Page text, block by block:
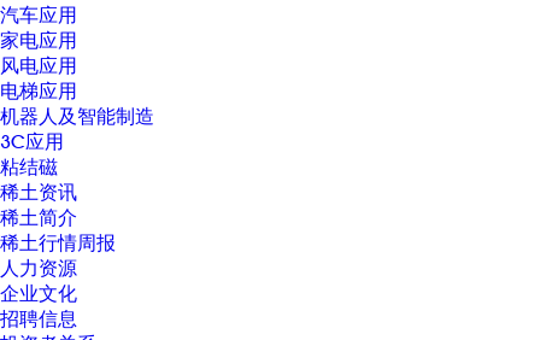
汽车应用
家电应用
风电应用
电梯应用
机器人及智能制造
3C应用
粘结磁
稀土资讯
稀土简介
稀土行情周报
人力资源
企业文化
招聘信息